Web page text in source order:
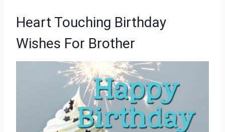
Heart Touching Birthday
Wishes For Brother